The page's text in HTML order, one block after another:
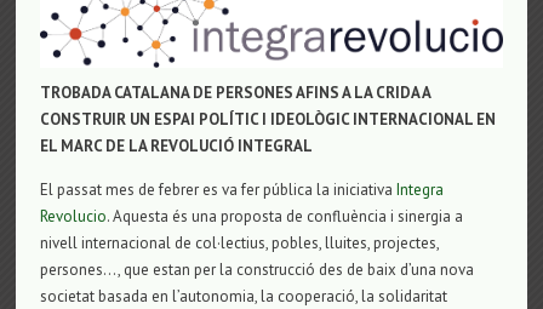
TROBADA CATALANA DE PERSONES AFINS A LA CRIDA A
CONSTRUIR UN ESPAI POLÍTIC I IDEOLÒGIC INTERNACIONAL EN
EL MARC DE LA REVOLUCIÓ INTEGRAL
El passat mes de febrer es va fer pública la iniciativaIntegra
Revolucio. Aquesta és una proposta de confluència i sinergia a
nivell internacional de col·lectius, pobles, lluites, projectes,
persones…, que estan per la construcció des de baix d’una nova
societat basada en l’autonomia, la cooperació, la solidaritat